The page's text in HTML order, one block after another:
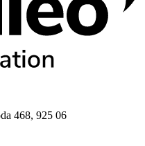
468, 925 06